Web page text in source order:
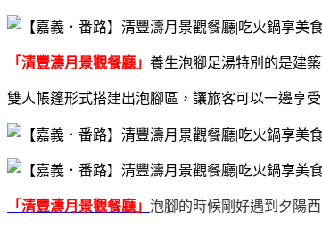
「清豐濤月景觀餐廳」 養生泡腳足湯特別的是建
雙人帳篷形式搭建出泡腳區， 讓旅客可以一邊享
「清豐濤月景觀餐廳」 泡腳的時候剛好遇到夕陽